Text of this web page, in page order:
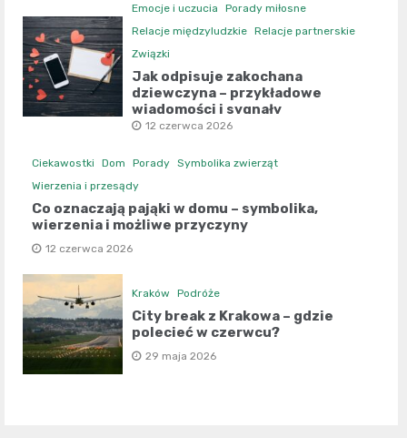
Emocje i uczucia
Porady miłosne
Relacje międzyludzkie Relacje partnerskie
Związki
Jak odpisuje zakochana
dziewczyna – przykładowe
wiadomości i sygnały
12 czerwca 2026
Ciekawostki Dom Porady Symbolika zwierząt
Wierzenia i przesądy
Co oznaczają pająki w domu – symbolika,
wierzenia i możliwe przyczyny
12 czerwca 2026
Kraków Podróże
City break z Krakowa – gdzie
polecieć w czerwcu?
29 maja 2026